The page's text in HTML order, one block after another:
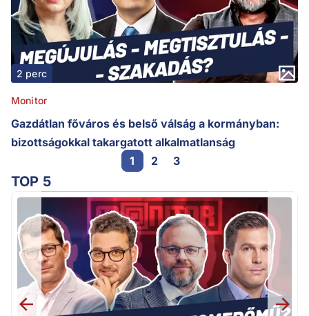
2 perc
Monitor
Gazdátlan főváros és belső válság a kormányban:
bizottságokkal takargatott alkalmatlanság
1
2 3
TOP 5